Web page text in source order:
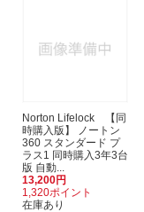
Norton Lifelock 【同
時購入版】 ノートン
360 スタンダード プ
ラス1 同時購入3年3台
版 自動...
13,200円
1,320ポイント
在庫あり